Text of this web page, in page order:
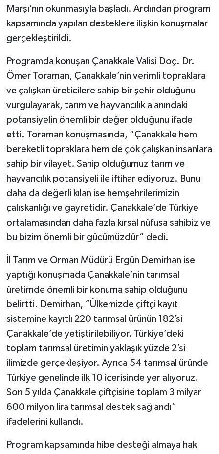
Marşı’nın okunmasıyla başladı. Ardından program
kapsamında yapılan desteklere ilişkin konuşmalar
gerçekleştirildi.
Programda konuşan Çanakkale Valisi Doç. Dr.
Ömer Toraman, Çanakkale’nin verimli topraklara
ve çalışkan üreticilere sahip bir şehir olduğunu
vurgulayarak, tarım ve hayvancılık alanındaki
potansiyelin önemli bir değer olduğunu ifade
etti. Toraman konuşmasında, “Çanakkale hem
bereketli topraklara hem de çok çalışkan insanlara
sahip bir vilayet. Sahip olduğumuz tarım ve
hayvancılık potansiyeli ile iftihar ediyoruz. Bunu
daha da değerli kılan ise hemşehrilerimizin
çalışkanlığı ve gayretidir. Çanakkale’de Türkiye
ortalamasından daha fazla kırsal nüfusa sahibiz ve
bu bizim önemli bir gücümüzdür” dedi.
İl Tarım ve Orman Müdürü Ergün Demirhan ise
yaptığı konuşmada Çanakkale’nin tarımsal
üretimde önemli bir konuma sahip olduğunu
belirtti. Demirhan, “Ülkemizde çiftçi kayıt
sistemine kayıtlı 220 tarımsal ürünün 182’si
Çanakkale’de yetiştirilebiliyor. Türkiye’deki
toplam tarımsal üretimin yaklaşık yüzde 2’si
ilimizde gerçekleşiyor. Ayrıca 54 tarımsal üründe
Türkiye genelinde ilk 10 içerisinde yer alıyoruz.
Son 5 yılda Çanakkale çiftçisine toplam 3 milyar
600 milyon lira tarımsal destek sağlandı”
ifadelerini kullandı.
Program kapsamında hibe desteği almaya hak